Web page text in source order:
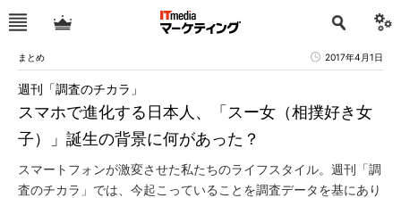
まとめ 2017年4月1日
スマホで進化する日本人、「スー女（相撲好き女
子）」誕生の背景に何があった？
週刊「調査のチカラ」
スマートフォンが激変させた私たちのライフスタイル。週刊「調
査のチカラ」では、今起こっていることを調査データを基にあり